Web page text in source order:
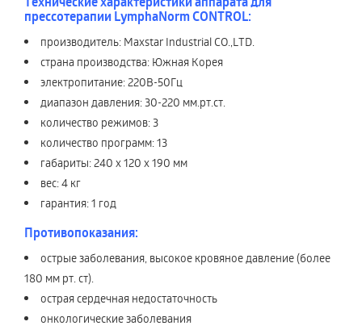
прессотерапии LymphaNorm CONTROL:
производитель: Maxstar Industrial CO.,LTD.
страна производства: Южная Корея
электропитание: 220В-50Гц
диапазон давления: 30-220 мм.рт.ст.
количество режимов: 3
количество программ: 13
габариты: 240 х 120 х 190 мм
вес: 4 кг
гарантия: 1 год
Противопоказания:
острые заболевания, высокое кровяное давление (более
180 мм рт. ст).
острая сердечная недостаточность
онкологические заболевания